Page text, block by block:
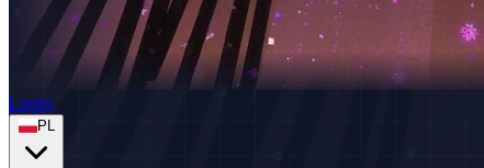
Login
PL